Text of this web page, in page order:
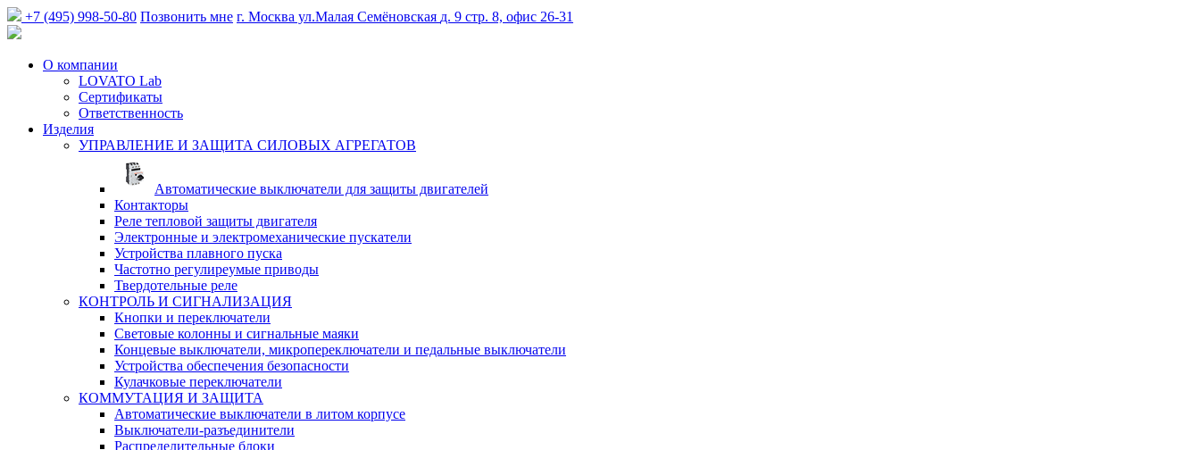
+7 (495) 998-50-80 Позвонить мне г. Москва ул.Малая Семёновская д. 9 стр. 8, офис 26-31
О компании
LOVATO Lab
Сертификаты
Ответственность
Изделия
УПРАВЛЕНИЕ И ЗАЩИТА СИЛОВЫХ АГРЕГАТОВ
Автоматические выключатели для защиты двигателей
Контакторы
Реле тепловой защиты двигателя
Электронные и электромеханические пускатели
Устройства плавного пуска
Частотно регулиреумые приводы
Твердотельные реле
КОНТРОЛЬ И СИГНАЛИЗАЦИЯ
Кнопки и переключатели
Световые колонны и сигнальные маяки
Концевые выключатели, микропереключатели и педальные выключатели
Устройства обеспечения безопасности
Кулачковые переключатели
КОММУТАЦИЯ И ЗАЩИТА
Автоматические выключатели в литом корпусе
Выключатели-разъединители
Распределительные блоки